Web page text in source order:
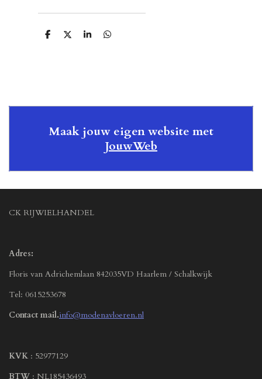
D
D
S
D
Maak jouw eigen website met
JouwWeb
CK RIJWIELHANDEL
Adres:
Floris van Adrichemlaan 842035VD Haarlem / Schalkwijk
Tel: 0615253678
Contact mail.info@modenavloeren.nl
KVK : 52977129
BTW : NL185436493